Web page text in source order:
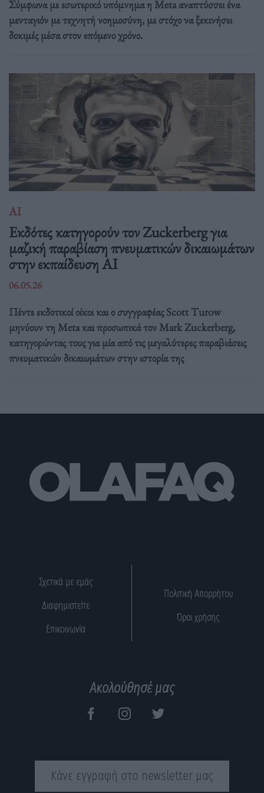
Σύμφωνα με εσωτερικό υπόμνημα η Meta αναπτύσσει ένα
μενταγιόν με τεχνητή νοημοσύνη, με στόχο να ξεκινήσει
δοκιμές μέσα στον επόμενο χρόνο.
ΑΙ
Εκδότες κατηγορούν τον Zuckerberg για
μαζική παραβίαση πνευματικών δικαιωμάτων
στην εκπαίδευση AI
06.05.26
Πέντε εκδοτικοί οίκοι και ο συγγραφέας Scott Turow
μηνύουν τη Meta και προσωπικά τον Mark Zuckerberg,
κατηγορώντας τους για μία από τις μεγαλύτερες παραβιάσεις
πνευματικών δικαιωμάτων στην ιστορία της
Σχετικά με εμάς
Διαφημιστείτε
Επικοινωνία
Πολιτική Απορρήτου
Όροι χρήσης
Ακολούθησέ μας
Κάνε εγγραφή στο newsletter μας